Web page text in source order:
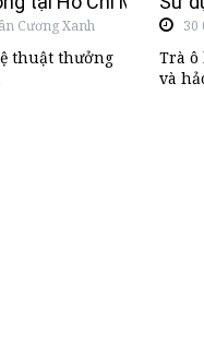
Cương Xanh
thuật thưởng
30
Trà ô
và